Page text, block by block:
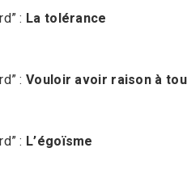
: La tolérance
:Vouloir avoir raison à
: L’égoïsme